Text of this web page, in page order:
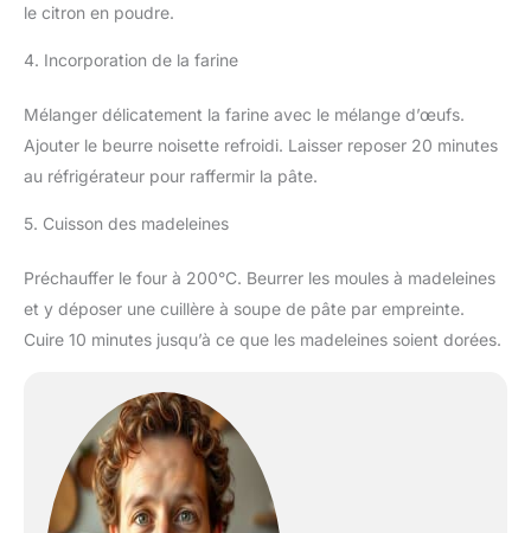
le citron en poudre.
4. Incorporation de la farine
Mélanger délicatement la farine avec le mélange d’œufs.
Ajouter le beurre noisette refroidi. Laisser reposer 20 minutes
au réfrigérateur pour raffermir la pâte.
5. Cuisson des madeleines
Préchauffer le four à 200°C. Beurrer les moules à madeleines
et y déposer une cuillère à soupe de pâte par empreinte.
Cuire 10 minutes jusqu’à ce que les madeleines soient dorées.